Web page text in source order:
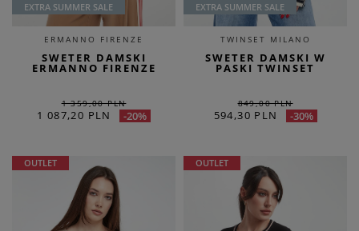
EXTRA SUMMER SALE
ERMANNO FIRENZE
SWETER DAMSKI
ERMANNO FIRENZE
1 359,00 PLN
1 087,20 PLN -20%
EXTRA SUMMER SALE
TWINSET MILANO
SWETER DAMSKI W
PASKI TWINSET
849,00 PLN
594,30 PLN -30%
OUTLET OUTLET